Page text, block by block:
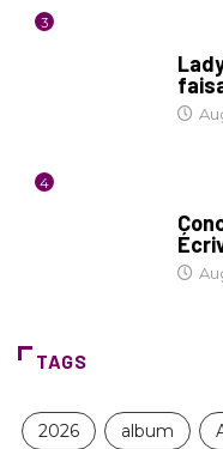
3
4
TAGS
2026 album